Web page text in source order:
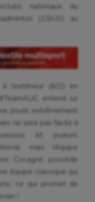
nationaux du
(15h30, au
l’extérieur (6/2) en
entend se
poule extrêmement
ne sera pas facile à
et joueurs
mais l’équipe
Cocagne possède
équipe classique qui
ce qui promet de
!